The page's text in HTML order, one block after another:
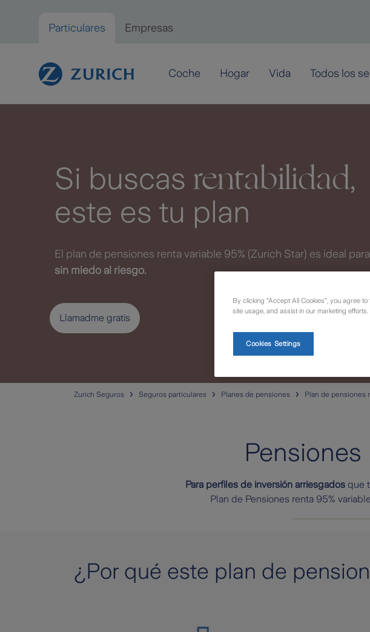
Particulares Empresas
Coche Hogar Vida Todos los
Si buscas rentabilidad,
este es tu plan
El plan de pensiones renta variable 95% (Zurich Star) es ideal para
sin miedo al riesgo.
Llamadme gratis
Zurich Seguros Seguros particulares Planes de pensiones Plan de pensiones
Pensiones
Para perfiles de inversión arriesgadosque
Plan de Pensiones renta 95%
¿Por qué este plan de
By clicking “Accept All Cookies”, you agree
site usage, and assist in our marketing efforts.
Cookies Settings